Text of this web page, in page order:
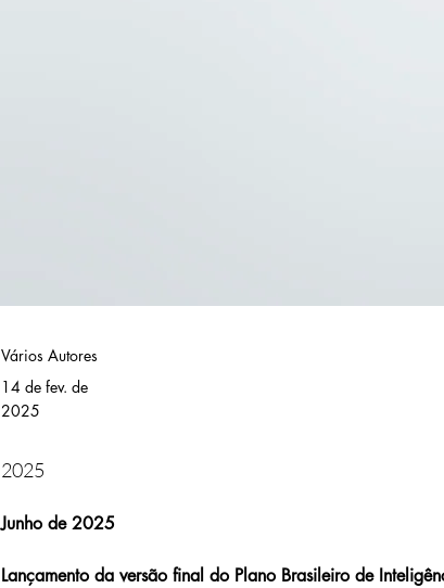
Vários Autores
14 de fev. de
2025
2025
Junho de 2025
Lançamento da versão final do Plano Brasileiro de